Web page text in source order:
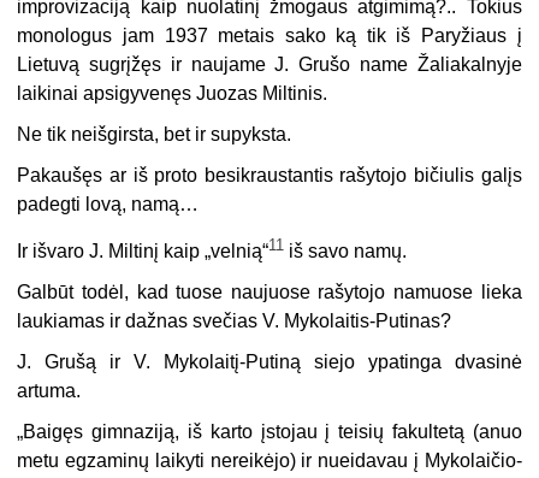
improvizaciją kaip nuolatinį žmogaus atgimimą?.. Tokius
monologus jam 1937 metais sako ką tik iš Paryžiaus į
Lietuvą sugrįžęs ir naujame J. Grušo name Žaliakalnyje
laikinai apsigyvenęs Juozas Miltinis.
Ne tik neišgirsta, bet ir supyksta.
Pakaušęs ar iš proto besikraustantis rašytojo bičiulis galįs
padegti lovą, namą…
Ir išvaro J. Miltinį kaip „velnią“11 iš savo namų.
Galbūt todėl, kad tuose naujuose rašytojo namuose lieka
laukiamas ir dažnas svečias V. Mykolaitis-Putinas?
J. Grušą ir V. Mykolaitį-Putiną siejo ypatinga dvasinė
artuma.
„Baigęs gimnaziją, iš karto įstojau į teisių fakultetą (anuo
metu egzaminų laikyti nereikėjo) ir nueidavau į Mykolaičio-